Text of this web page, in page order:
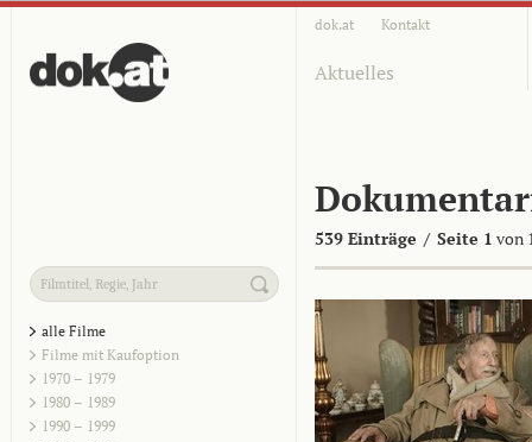
dok.at Kontakt
Aktuelles
539 Einträge / Seite 1 von
alle Filme
Filme mit Kaufoption
1970 – 1979
1980 – 1989
1990 – 1999